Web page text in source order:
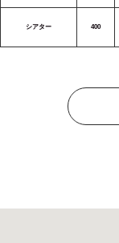
シアター 400